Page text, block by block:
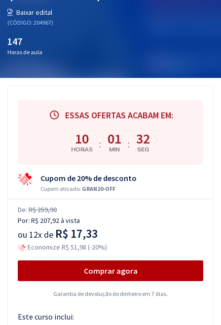
Questões grátis
Blog
Baixar edital
(CÓDIGO: 204967)
147
Horas de aula
ESSAS OFERTAS ACABAM EM:
10
HORAS : 01
MIN : 32
SEG
Cupom de 20% de desconto
Cupom ativado: GRAN20-OFF
De: R$ 259,90
Por: R$ 207,92à vista
ou 12x de R$ 17,33
Economize R$ 51,98 (-20%)
Comprar agora
Garantia de devolução do dinheiro em 7 dias.
Este curso inclui: